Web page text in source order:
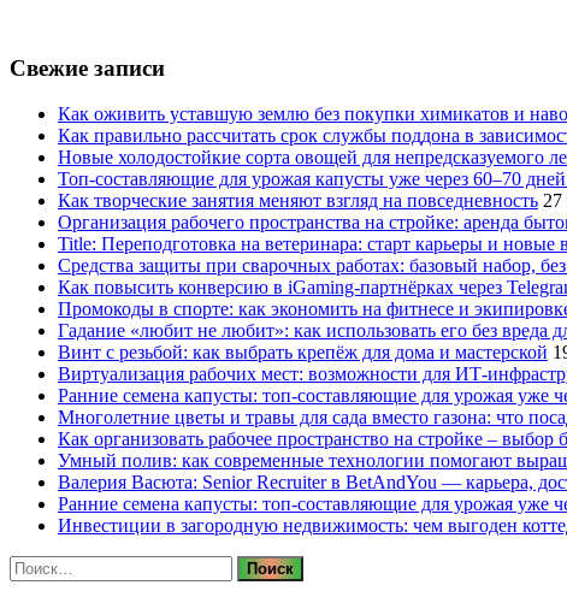
Свежие записи
Как оживить уставшую землю без покупки химикатов и
Как правильно рассчитать срок службы поддона в
Новые холодостойкие сорта овощей для непредсказуемого
Топ-составляющие для урожая капусты уже через 60–70
Как творческие занятия меняют взгляд на повседневность
Организация рабочего пространства на стройке: аренда
Title: Переподготовка на ветеринара: старт карьеры и новые
Средства защиты при сварочных работах: базовый набор,
Как повысить конверсию в iGaming-партнёрках через
Промокоды в спорте: как экономить на фитнесе и
Гадание «любит не любит»: как использовать его без вреда
Винт с резьбой: как выбрать крепёж для дома и мастерской
Виртуализация рабочих мест: возможности для ИТ-
Ранние семена капусты: топ‑составляющие для урожая уже
Многолетние цветы и травы для сада вместо газона: что
Как организовать рабочее пространство на стройке – выбор
Умный полив: как современные технологии помогают
Валерия Васюта: Senior Recruiter в BetAndYou — карьера,
Ранние семена капусты: топ‑составляющие для урожая уже
Инвестиции в загородную недвижимость: чем выгоден
Найти: